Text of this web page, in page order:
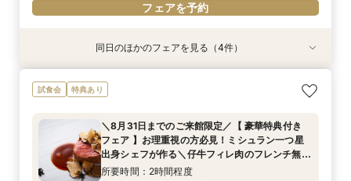
フェアを予約
特典あり
8/14(金)
＼8月31日までのご来館限定／【 豪華特典付き
フェア 】お理重視の方必見！ミシュラン一つ星
試食／ 不安解消* お2人安心相談会も◎
所要時間：2時間程度
15:00〜
16:00〜
17:00〜
18:00〜
特典あり
8/14(金)
【限定BIGフェア】お料理重視の方必見！ ミシュ
ラン一つ星出身シェフが作る 仔牛フィレ肉のフ
談会も
所要時間：2時間程度
10:00〜
11:00〜
12:00〜
13:00〜
特典あり
8/14(金)
【限定BIGフェア】お料理重視の方必見！ ミシュ
ラン一つ星出身シェフが作る 仔牛フィレ肉のフ
談会も
所要時間：2時間程度
15:00〜
16:00〜
17:00〜
18:00〜
特典あり
8/14(金)
【お仕事帰りのお二人へ♪】美食フレンチも食べ
れる、90分クイック相談会！
18:00〜
19:00〜
20:00〜
同日のほかのフェアを見る（4件）
試食会 特典あり
＼8月31日までのご来館限定／【 豪華特典付き
フェア 】お理重視の方必見！ミシュラン一つ星
出身シェフが作る＼仔牛フィレ肉のフレンチ無料
試食／ 不安解消* お2人安心相談会も◎
所要時間：2時間程度